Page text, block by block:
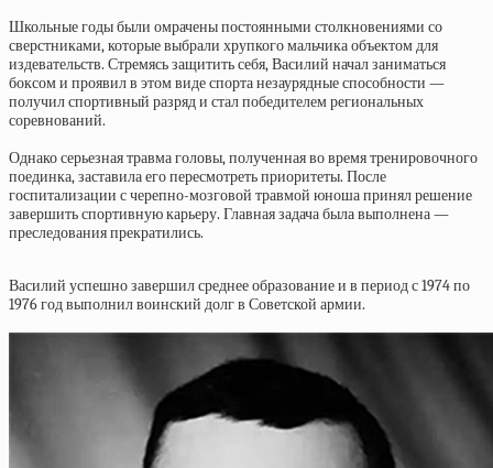
Школьные годы были омрачены постоянными столкновениями со
сверстниками, которые выбрали хрупкого мальчика объектом для
издевательств. Стремясь защитить себя, Василий начал заниматься
боксом и проявил в этом виде спорта незаурядные способности —
получил спортивный разряд и стал победителем региональных
соревнований.
Однако серьезная травма головы, полученная во время тренировочного
поединка, заставила его пересмотреть приоритеты. После
госпитализации с черепно-мозговой травмой юноша принял решение
завершить спортивную карьеру. Главная задача была выполнена —
преследования прекратились.
Василий успешно завершил среднее образование и в период с 1974 по
1976 год выполнил воинский долг в Советской армии.